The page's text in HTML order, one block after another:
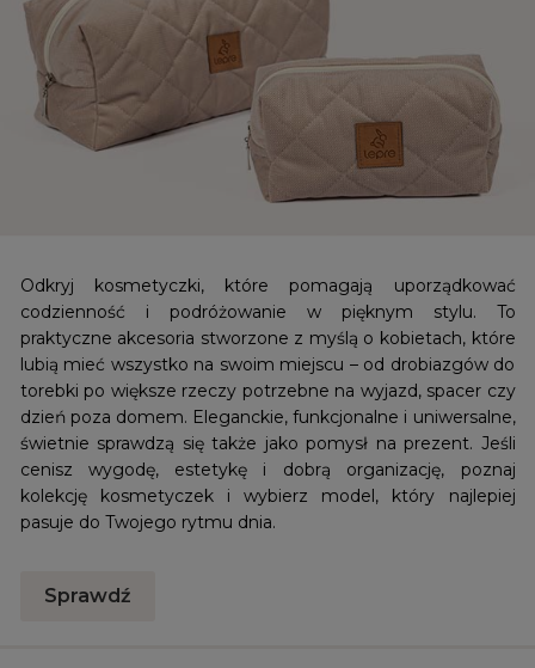
Odkryj kosmetyczki, które pomagają uporządkować
codzienność i podróżowanie w pięknym stylu. To
praktyczne akcesoria stworzone z myślą o kobietach, które
lubią mieć wszystko na swoim miejscu – od drobiazgów do
torebki po większe rzeczy potrzebne na wyjazd, spacer czy
dzień poza domem. Eleganckie, funkcjonalne i uniwersalne,
świetnie sprawdzą się także jako pomysł na prezent. Jeśli
cenisz wygodę, estetykę i dobrą organizację, poznaj
kolekcję kosmetyczek i wybierz model, który najlepiej
pasuje do Twojego rytmu dnia.
Sprawdź